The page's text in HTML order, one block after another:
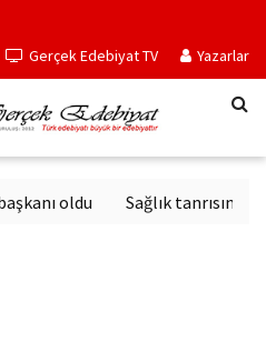
Gerçek Edebiyat TV Yazarlar
oldu Sağlık tanrısının